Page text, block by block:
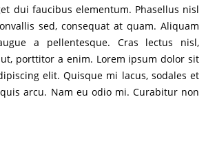
dui faucibus elementum. Phasellus nisl
sed, consequat at quam. Aliquam
a pellentesque. Cras lectus nisl,
porttitor a enim. Lorem ipsum dolor sit
elit. Quisque mi lacus, sodales et
arcu. Nam eu odio mi. Curabitur non